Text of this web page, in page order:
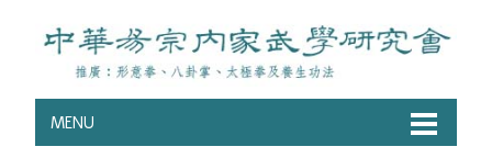
MENU